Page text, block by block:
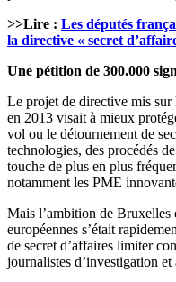
>>Lire : Les députés
la directive « secret
Une pétition de 300.000
Le projet de directive mis sur
en 2013 visait à mieux
vol ou le détournement de
technologies, des procédés
touche de plus en plus
notamment les PME
Mais l’ambition de Bruxelles
européennes s’était
de secret d’affaires limiter
journalistes d’investigation et